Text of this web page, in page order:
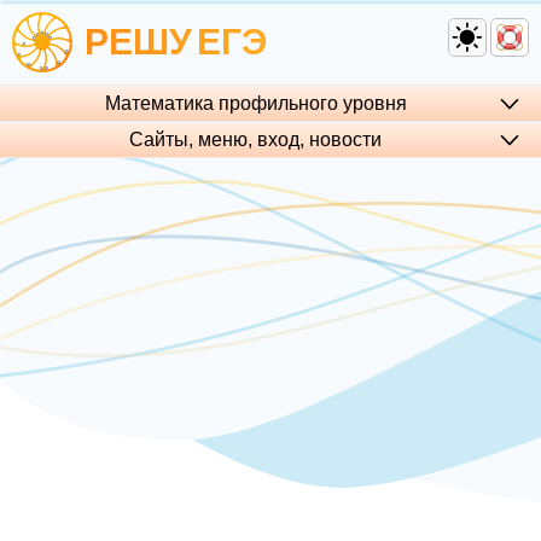
РЕШУЕГЭ
Математика профильного уровня
Сайты, меню, вход, но­во­сти